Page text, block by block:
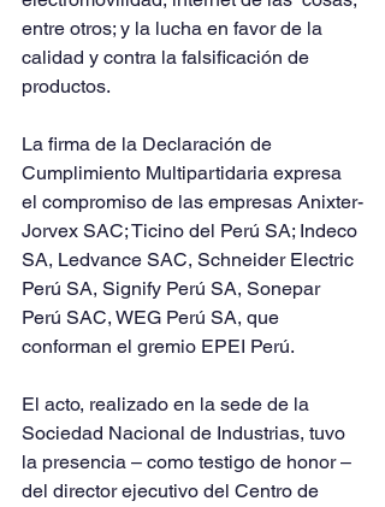
entre otros; y la lucha en favor de la
calidad y contra la falsificación de
productos.
La firma de la Declaración de
Cumplimiento Multipartidaria expresa
el compromiso de las empresas Anixter-
Jorvex SAC; Ticino del Perú SA; Indeco
SA, Ledvance SAC, Schneider Electric
Perú SA, Signify Perú SA, Sonepar
Perú SAC, WEG Perú SA, que
conforman el gremio EPEI Perú.
El acto, realizado en la sede de la
Sociedad Nacional de Industrias, tuvo
la presencia – como testigo de honor –
del director ejecutivo del Centro de